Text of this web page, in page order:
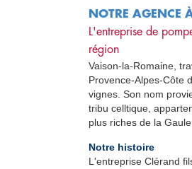
NOTRE AGENCE
L'entreprise de
région
Vaison-la-Romaine,
Provence-Alpes-Côte
vignes. Son nom
tribu celltique,
plus riches de la
Notre histoire
L'entreprise Clérand